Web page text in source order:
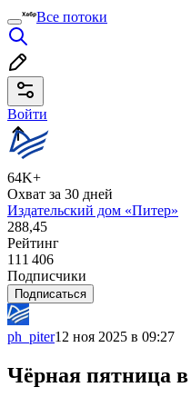
Все потоки
Войти
64K+
Охват за 30 дней
Издательский дом «Питер»
288,45
Рейтинг
111 406
Подписчики
Подписаться
ph_piter12 ноя 2025 в 09:27
Чёрная пятница в